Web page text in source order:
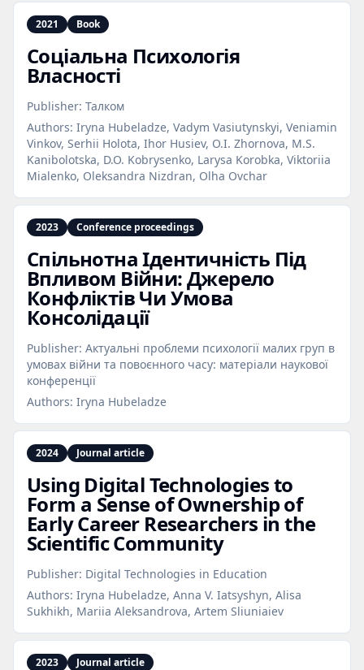
2021 Book
Соціальна Психологія
Власності
Publisher: Талком
Authors: Iryna Hubeladze, Vadym Vasiutynskyi, Veniamin
Vinkov, Serhii Holota, Ihor Husiev, O.I. Zhornova, M.S.
Kanibolotska, D.O. Kobrysenko, Larysa Korobka, Viktoriia
Mialenko, Oleksandra Nizdran, Olha Ovchar
2023 Conference proceedings
Спільнотна Ідентичність Під
Впливом Війни: Джерело
Конфліктів Чи Умова
Консолідації
Publisher: Актуальні проблеми психології малих груп в
умовах війни та повоєнного часу: матеріали наукової
конференції
Authors: Iryna Hubeladze
2024 Journal article
Using Digital Technologies to
Form a Sense of Ownership of
Early Career Researchers in the
Scientific Community
Publisher: Digital Technologies in Education
Authors: Iryna Hubeladze, Anna V. Iatsyshyn, Alisa
Sukhikh, Mariia Aleksandrova, Artem Sliuniaiev
2023 Journal article